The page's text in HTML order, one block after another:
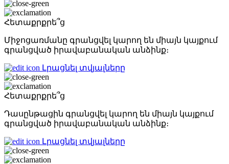
Հետաքրքրե՞ց
Միջոցառմանը գրանցվել կարող են միայն կայքում
գրանցված իրավաբանական անձինք։
Լրացնել տվյալները
Հետաքրքրե՞ց
Դասընթացին գրանցվել կարող են միայն կայքում
գրանցված իրավաբանական անձինք։
Լրացնել տվյալները